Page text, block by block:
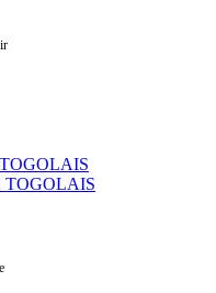
TOGOLAIS